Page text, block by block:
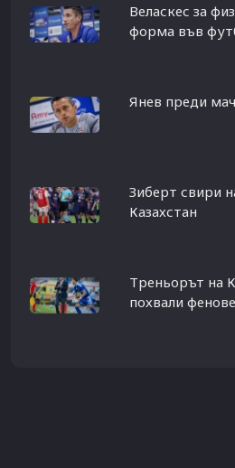
Веласкес за
форма във
Янев преди
Зиберт свири
Казахстан
Треньорът на
похвали